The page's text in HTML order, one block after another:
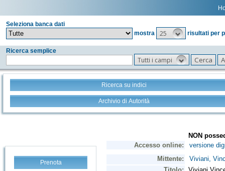
Seleziona banca dati
mostra
25 risultati per
Ricerca semplice
Tutti i campi
Ricerca su indici
Archivio di Autorità
Prenota